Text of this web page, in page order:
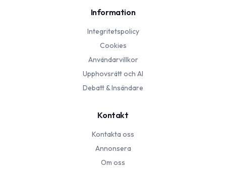
Information
Integritetspolicy
Cookies
Användarvillkor
Upphovsrätt och AI
Debatt & Insändare
Kontakt
Kontakta oss
Annonsera
Om oss